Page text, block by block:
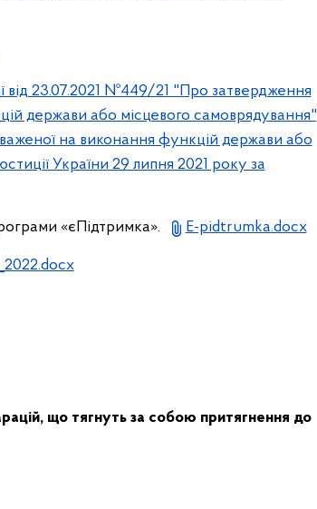
від 23.07.2021 №449/21 "Про затвердження
держави або місцевого самоврядування"
на виконання функцій держави або
України 29 липня 2021 року за
«єПідтримка». E-pidtrumka.docx
що тягнуть за собою притягнення до